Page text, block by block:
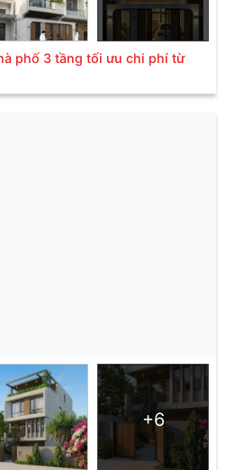
phố 3 tầng tối ưu chi phí từ
+6